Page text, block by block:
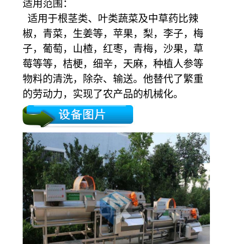
适用范围：
适用于根茎类、叶类蔬菜及中草药比辣
椒，青菜，生姜等，苹果，梨，李子，梅
子，葡萄，山楂，红枣，青梅，沙果，草
莓等等，桔梗，细辛，天麻，种植人参等
物料的清洗，除杂、输送。他替代了繁重
的劳动力，实现了农产品的机械化。